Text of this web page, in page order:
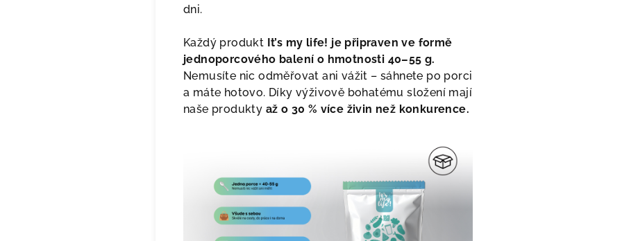
dni.
Každý produkt It’s my life! je připraven ve formě
jednoporcového balení o hmotnosti 40–55 g.
Nemusíte nic odměřovat ani vážit – sáhnete po porci
a máte hotovo. Díky výživově bohatému složení mají
naše produkty až o 30 % více živin než konkurence.